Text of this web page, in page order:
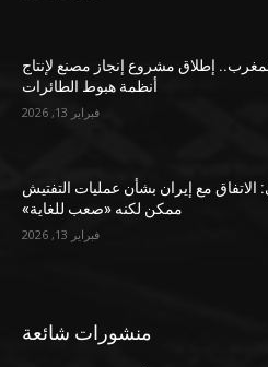
إطلاق مشروع إنجاز مصنع لإنتاج
أنظمة هبوط الطائرات
فبراير 13, 2026
مع إيران بشأن عمليات التفتيش
ممكن لكنه «صعب للغاية»
فبراير 13, 2026
منشورات شائعة